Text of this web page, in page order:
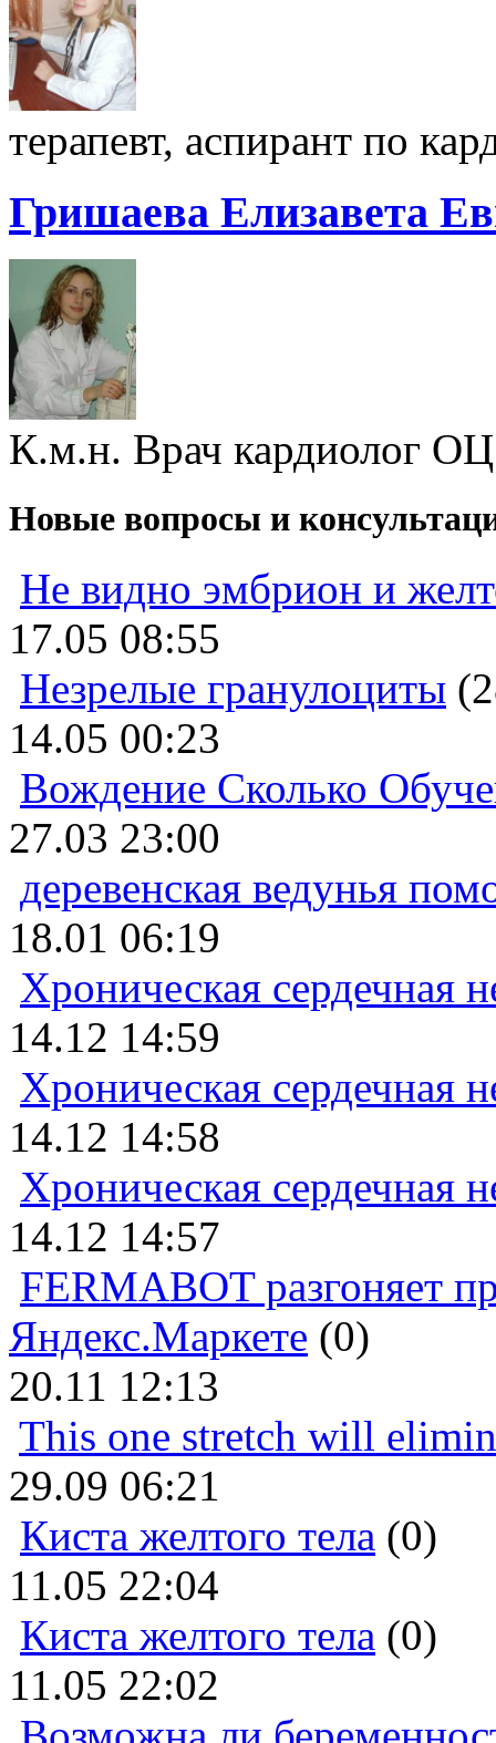
терапевт, аспирант по
Гришаева Елизавета
К.м.н. Врач кардиолог
Новые вопросы и
Не видно эмбрион и
17.05 08:55
Незрелые гранулоциты
14.05 00:23
Вождение Сколько
27.03 23:00
деревенская ведунья
18.01 06:19
Хроническая сердечная
14.12 14:59
Хроническая сердечная
14.12 14:58
Хроническая сердечная
14.12 14:57
FERMABOT разгоняет
Яндекс.Маркете (0)
20.11 12:13
This one stretch will
29.09 06:21
Киста желтого тела (0)
11.05 22:04
Киста желтого тела (0)
11.05 22:02